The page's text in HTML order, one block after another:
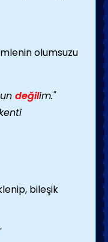
olumsuzu
değilim."
bileşik